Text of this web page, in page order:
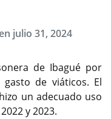
julio 31, 2024
de Ibagué por
de viáticos. ​El
un adecuado uso
y 2023.